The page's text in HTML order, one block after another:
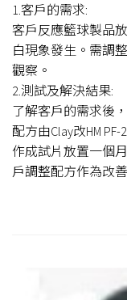
1.客戶的需求:
客戶反應籃球製品
白現象發生。需調
觀察。
2.測試及解決結果:
了解客戶的需求後
配方由Clay改HM
作成試片放置一個
戶調整配方作為改